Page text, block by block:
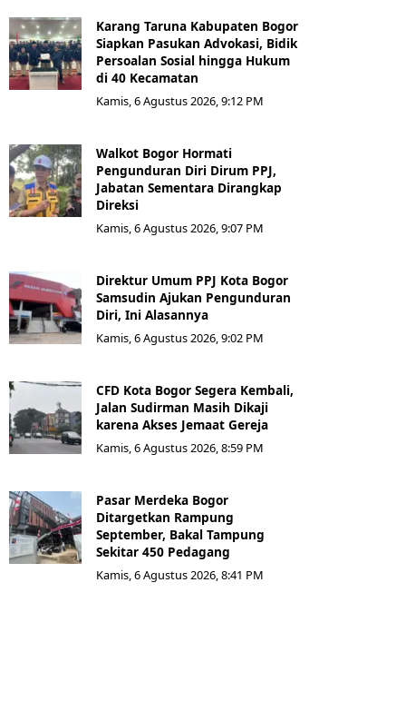
Karang Taruna Kabupaten Bogor
Siapkan Pasukan Advokasi, Bidik
Persoalan Sosial hingga Hukum
di 40 Kecamatan
Kamis, 6 Agustus 2026, 9:12 PM
Walkot Bogor Hormati
Pengunduran Diri Dirum PPJ,
Jabatan Sementara Dirangkap
Direksi
Kamis, 6 Agustus 2026, 9:07 PM
Direktur Umum PPJ Kota Bogor
Samsudin Ajukan Pengunduran
Diri, Ini Alasannya
Kamis, 6 Agustus 2026, 9:02 PM
CFD Kota Bogor Segera Kembali,
Jalan Sudirman Masih Dikaji
karena Akses Jemaat Gereja
Kamis, 6 Agustus 2026, 8:59 PM
Pasar Merdeka Bogor
Ditargetkan Rampung
September, Bakal Tampung
Sekitar 450 Pedagang
Kamis, 6 Agustus 2026, 8:41 PM